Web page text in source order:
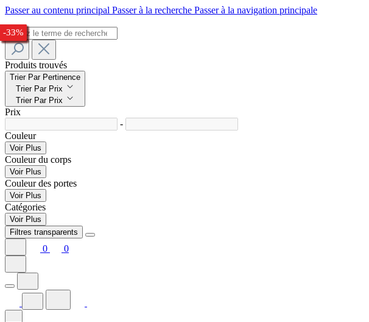
Passer au contenu principal Passer à la recherche Passer à la navigation principale
Produits trouvés
Trier Par Pertinence
Trier Par Prix
Trier Par Prix
Prix
-
Couleur
Voir Plus
Couleur du corps
Voir Plus
Couleur des portes
Voir Plus
Catégories
Voir Plus
Filtres transparents
0 0
-29%
-26%
-23%
-27%
-27%
-23%
-27%
-29%
-27%
-26%
-32%
-33%